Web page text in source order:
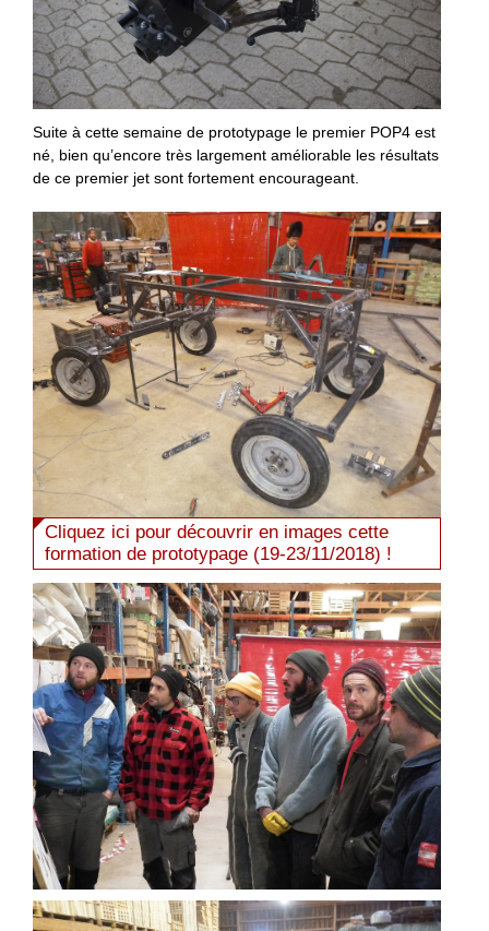
Suite à cette semaine de prototypage le premier POP4 est
né, bien qu’encore très largement améliorable les résultats
de ce premier jet sont fortement encourageant.
Cliquez ici pour découvrir en images cette
formation de prototypage (19-23/11/2018) !